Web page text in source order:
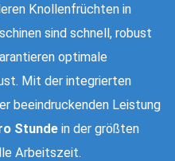
Knollenfrüchten in
sind schnell, robust
optimale
Mit der integrierten
beeindruckenden Leistung
Stunde in der größten
Arbeitszeit.